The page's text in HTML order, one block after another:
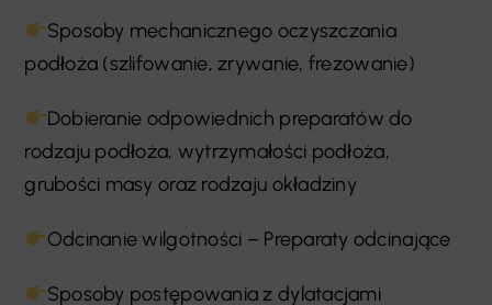
Sposoby mechanicznego oczyszczania
podłoża (szlifowanie, zrywanie, frezowanie)
Dobieranie odpowiednich preparatów do
rodzaju podłoża, wytrzymałości podłoża,
grubości masy oraz rodzaju okładziny
Odcinanie wilgotności – Preparaty odcinające
Sposoby postępowania z dylatacjami